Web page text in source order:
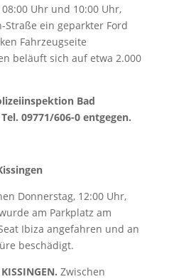
Uhr und 10:00 Uhr,
ein geparkter Ford
Fahrzeugseite
beläuft sich auf etwa 2.000
Bad
09771/606-0 entgegen.
Donnerstag, 12:00 Uhr,
am Parkplatz am
Ibiza angefahren und an
beschädigt.
Zwischen